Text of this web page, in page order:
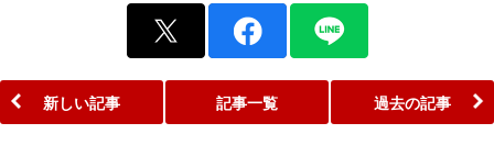
新しい記事 記事一覧 過去の記事